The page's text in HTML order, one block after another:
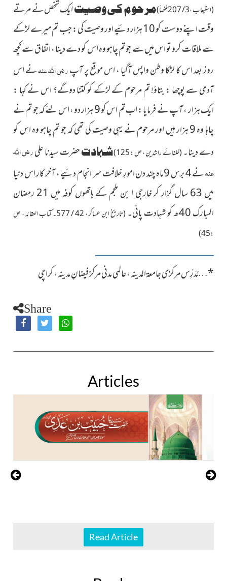
(استیعاب ، 3 / 207 ملخصاً) مرحوم کی وصیتایک شخص نے مرتے
وقت اپنے دوست کو 10 ہزار دئیے اور وصیت کی : جب تم میرے لڑکے
سے ملاقات کرو تو اس میں سے جو تم چاہو وہ اس کو دے دینا ، اتفاق سے کچھ
روز بعد اس کا لڑکا وطن واپس آگیا ، اس موقع پر آپرضی اللہ عنہنے اس
آدمی سے پوچھا : بتاؤ! تم مرحوم کے لڑکے کو کتنا دوگے؟ اس نے کہا :
ایک ہزار ، آپ نے فرمایا : اب تم اس کو 9 ہزار دو ، اس لئے کہ جو تم نے
چاہا وہ 9 ہزار ہیں اور مرحوم نے یہی وصیت کی تھی کہ جو تم چاہو وہ اس کو
دے دینا۔(خلفائے راشدین ، ص : 125) شہادتحضرت سیدنا علیرضی اللہ
عنہ
نے 4 برس 9 ماہ چند دن امورِ خلافت سر انجام دئیے ، آخر کار اس دنیا
میں 63 سال گزار کر خارجی ا بن ملجم کے ہاتھوں کوفہ میں 21 رمضان
المبارک 40ھ کو شہادت پائی۔
(تاریخ ابن عساکر ، 42 / 577۔ کتاب العقائد ، ص
: 45)
ــــــــــــــــــــــــــــــــــــــــــــــــــــــــــــــــــــــــــــــ
*
…مُدَرِّس مرکزی جامعۃالمدینہ ، عالمی مدنی مرکز فیضانِ مدینہ ، کراچی
Share
Articles
Read Article